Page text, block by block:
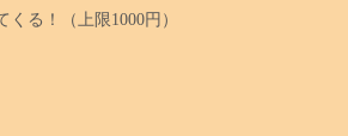
る！（上限1000円）